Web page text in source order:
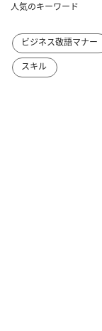
人気のキーワード
ビジネス敬語マナー
スキル